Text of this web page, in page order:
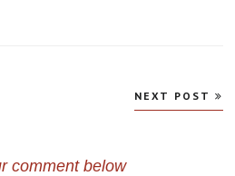
NEXT POST
comment below